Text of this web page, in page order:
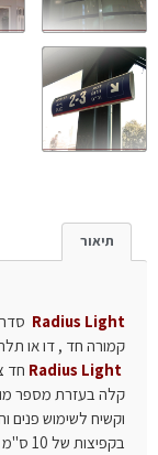
תיאור
Radius Light
קמורה חד , דו או
Radius Light חד
קלה בעזרת מספר